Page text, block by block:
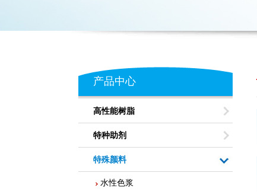
产品中心
高性能树脂
特种助剂
特殊颜料
水性色浆